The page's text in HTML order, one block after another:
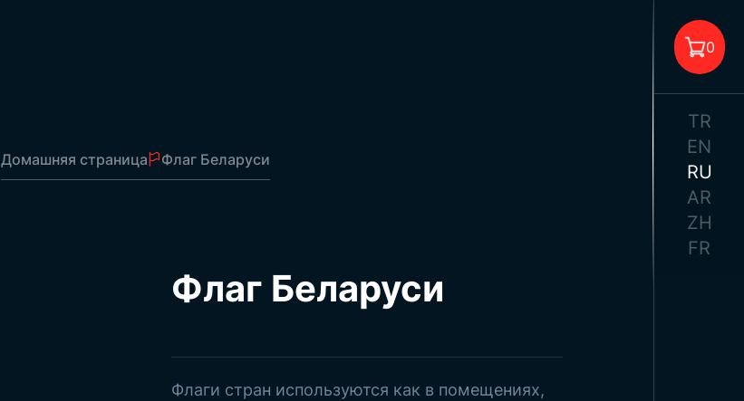
Квадратные декоративные флаги
Государственные флаги
0
TR
EN
RU
AR
ZH
FR
Домашняя страница Флаг Беларуси
Флаг Беларуси
Флаги стран используются как в помещениях,